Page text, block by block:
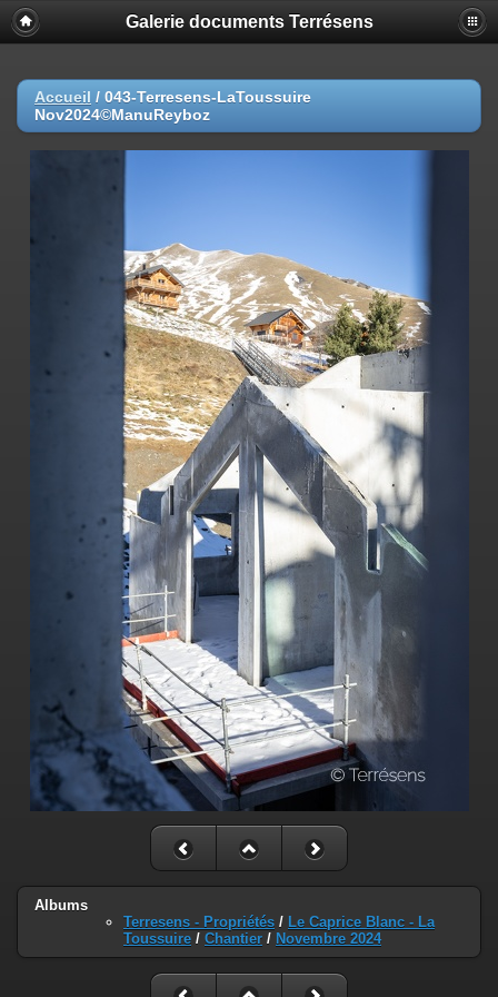
Galerie documents Terrésens
Accueil / 043-Terresens-LaToussuire
Nov2024©ManuReyboz
Albums
Terresens - Propriétés / Le Caprice Blanc - La
Toussuire / Chantier / Novembre 2024